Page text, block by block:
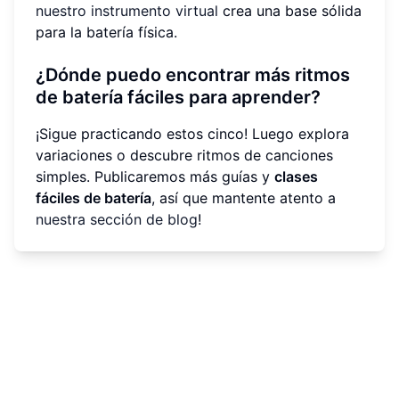
nuestro instrumento virtual crea una base sólida
para la batería física.
¿Dónde puedo encontrar más ritmos
de batería fáciles para aprender?
¡Sigue practicando estos cinco! Luego explora
variaciones o descubre ritmos de canciones
simples. Publicaremos más guías y clases
fáciles de batería, así que mantente atento a
nuestra sección de blog!